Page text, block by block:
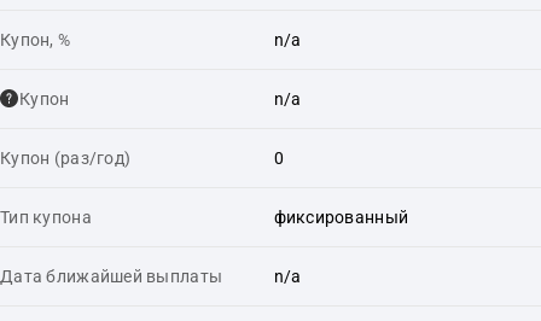
Купон, % n/a
Купон n/a
Купон (раз/год) 0
Тип купона фиксированный
Дата ближайшей выплаты n/a